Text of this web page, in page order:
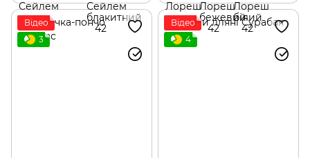
Відео
3
Відео
4